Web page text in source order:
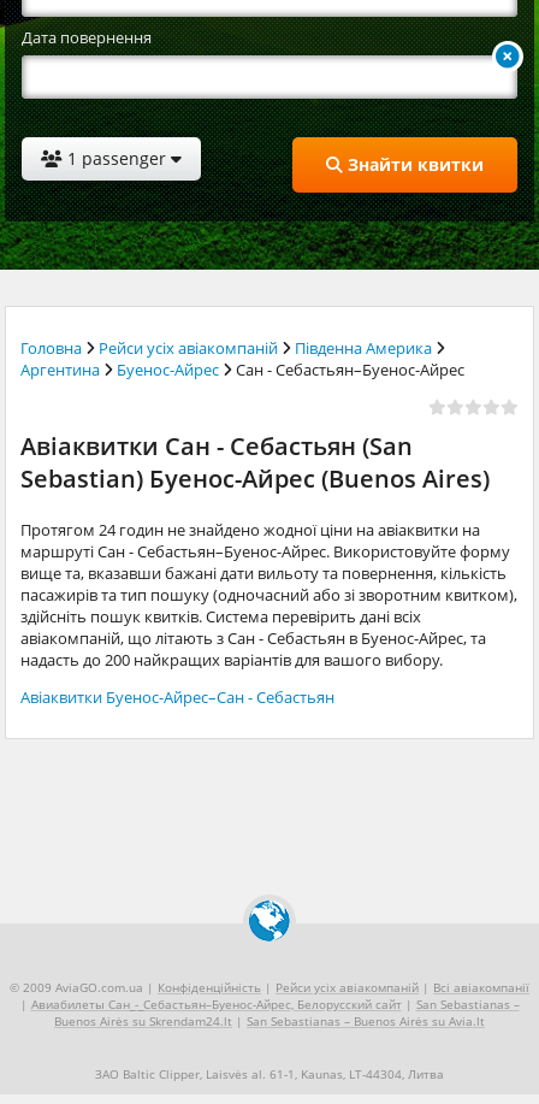
Дата повернення
1 passenger Знайти квитки
Головна Рейси усіх авіакомпаній
Південна Америка
Аргентина
Буенос-Айрес Сан - Себастьян–Буенос-Айрес
Авіаквитки Сан - Себастьян (San
Sebastian) Буенос-Айрес (Buenos Aires)
Протягом 24 годин не знайдено жодної ціни на авіаквитки на
маршруті Сан - Себастьян–Буенос-Айрес. Використовуйте форму
вище та, вказавши бажані дати вильоту та повернення, кількість
пасажирів та тип пошуку (одночасний або зі зворотним квитком),
здійсніть пошук квитків. Система перевірить дані всіх
авіакомпаній, що літають з Сан - Себастьян в Буенос-Айрес, та
надасть до 200 найкращих варіантів для вашого вибору.
Авіаквитки Буенос-Айрес–Сан - Себастьян
© 2009 AviaGO.com.ua | Конфіденційність | Рейси усіх авіакомпаній | Всі авіакомпанії
| Авиабилеты Сан_-_Себастьян–Буенос-Айрес, Белорусский сайт| San Sebastianas –
Buenos Airės su Skrendam24.lt | San Sebastianas – Buenos Airės su Avia.lt
ЗАО Baltic Clipper, Laisvės al. 61-1, Kaunas, LT-44304, Литва